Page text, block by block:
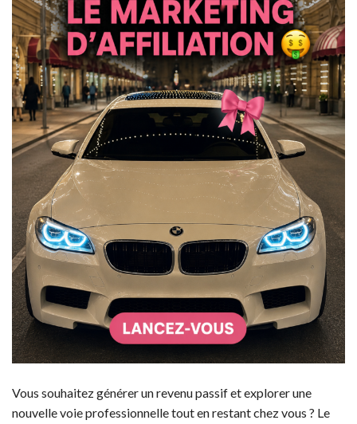
Vous souhaitez générer un revenu passif et explorer une
nouvelle voie professionnelle tout en restant chez vous ? Le